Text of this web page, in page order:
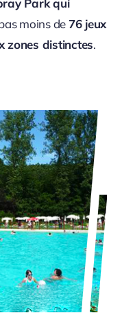
Park qui
moins de 76 jeux
zones distinctes.